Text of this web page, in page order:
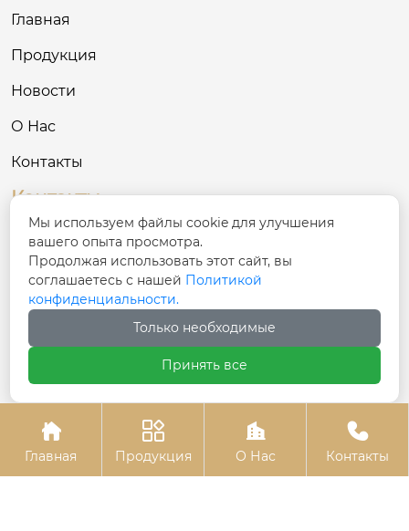
Главная
Продукция
Новости
О Нас
Контакты
Контакты
 № 68, улица Синфу, уезд Хутуби, Чанцзи-
Хуэйский автономный округ, Синьцзян
 137781801@qq.com
 +86-17799778885
Авторское право©ООО Синьцзян Шэнтай Гостиничная м
ебель

Главная

Продукция

О Нас

Контакты
Мы используем файлы cookie для улучшения
вашего опыта просмотра.
Продолжая использовать этот сайт, вы
соглашаетесь с нашей Политикой
конфиденциальности.
Только необходимые
Принять все